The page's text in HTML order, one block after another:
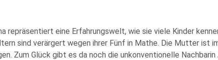
repräsentiert eine Erfahrungswelt, wie sie viele Kinder
sind verärgert wegen ihrer Fünf in Mathe. Die Mutter
Zum Glück gibt es da noch die unkonventionelle